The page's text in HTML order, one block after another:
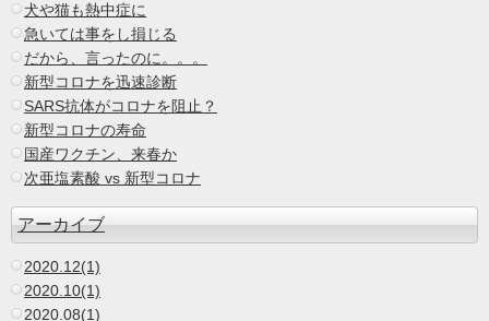
犬や猫も熱中症に
急いては事をし損じる
だから、言ったのに。。。
新型コロナを迅速診断
SARS抗体がコロナを阻止？
新型コロナの寿命
国産ワクチン、来春か
次亜塩素酸 vs 新型コロナ
アーカイブ
2020.12(1)
2020.10(1)
2020.08(1)